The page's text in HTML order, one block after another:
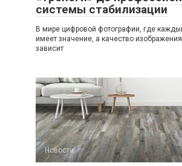
системы стабилизации
В мире цифровой фотографии, где
имеет значение, а качество
зависит
Новости